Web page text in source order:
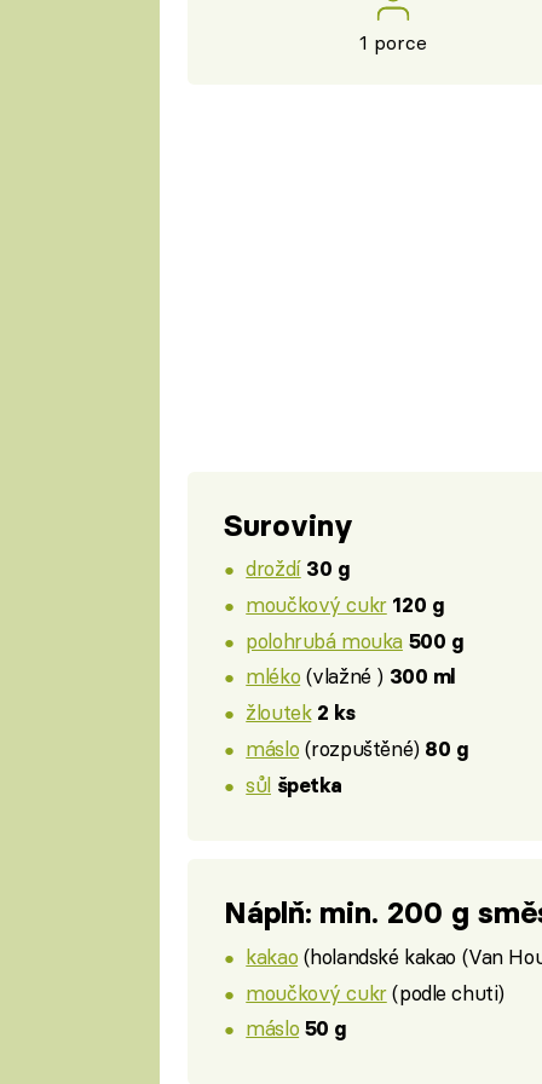
1 porce
Suroviny
droždí 30 g
moučkový cukr 120 g
polohrubá mouka 500 g
mléko (vlažné ) 300 ml
žloutek 2 ks
máslo (rozpuštěné) 80 g
sůl špetka
Náplň: min. 200 g
kakao (holandské kakao (Van
moučkový cukr(podle chuti)
máslo 50 g